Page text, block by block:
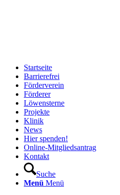
Startseite
Barrierefrei
Förderverein
Förderer
Löwensterne
Projekte
Klinik
News
Hier spenden!
Online-Mitgliedsantrag
Kontakt
Suche
Menü Menü